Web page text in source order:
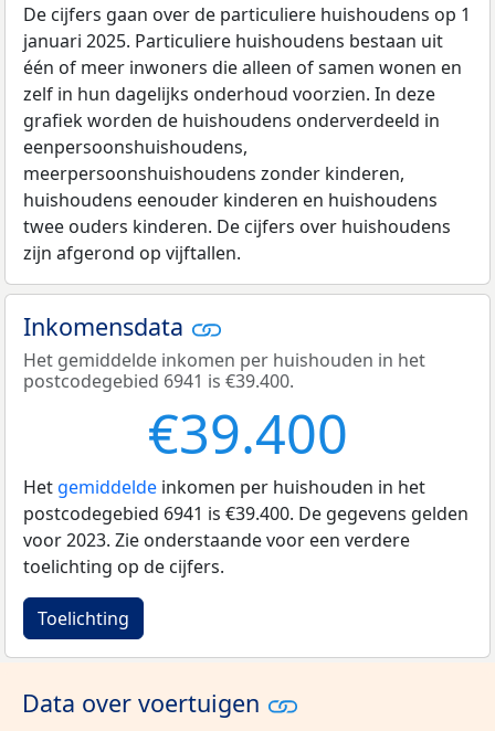
De cijfers gaan over de particuliere huishoudens op 1
januari 2025. Particuliere huishoudens bestaan uit
één of meer inwoners die alleen of samen wonen en
zelf in hun dagelijks onderhoud voorzien. In deze
grafiek worden de huishoudens onderverdeeld in
eenpersoonshuishoudens,
meerpersoonshuishoudens zonder kinderen,
huishoudens eenouder kinderen en huishoudens
twee ouders kinderen. De cijfers over huishoudens
zijn afgerond op vijftallen.
Inkomensdata
Het gemiddelde inkomen per huishouden in het
postcodegebied 6941 is €39.400.
€39.400
Het gemiddelde inkomen per huishouden in het
postcodegebied 6941 is €39.400. De gegevens gelden
voor 2023. Zie onderstaande voor een verdere
toelichting op de cijfers.
Toelichting
Data over voertuigen